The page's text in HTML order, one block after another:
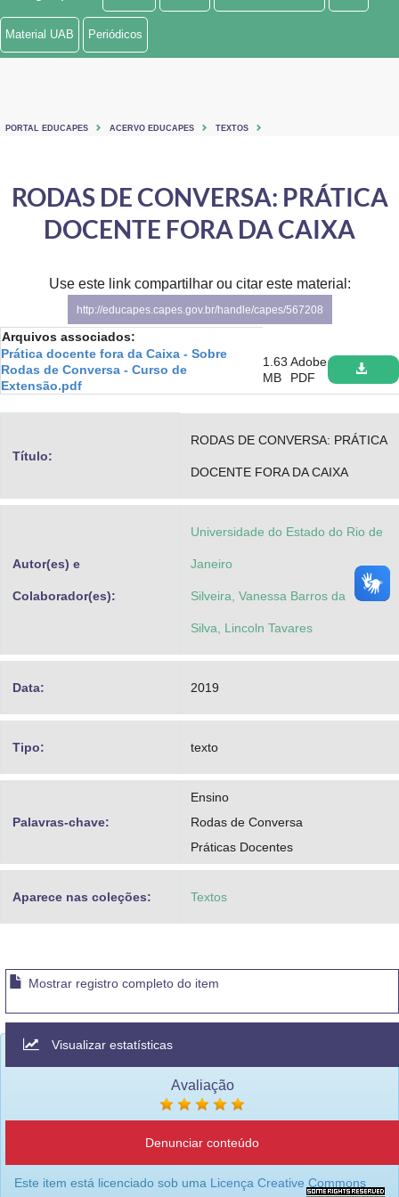
Ministério de Minas e Energia
Controladoria-Geral da União
Secretaria-Geral
Secretaria de Governo
Gabinete de Segurança Institucional
Advocacia-Geral da União
Banco Central do Brasil
Material UAB Periódicos
PORTAL EDUCAPES ACERVO EDUCAPES TEXTOS
RODAS DE CONVERSA: PRÁTICA
DOCENTE FORA DA CAIXA
Use este link compartilhar ou citar este material:
http://educapes.capes.gov.br/handle/capes/567208
Arquivos associados:
Prática docente fora da Caixa - Sobre
Rodas de Conversa - Curso de
Extensão.pdf
1.63
MB
Adobe
PDF
Título:
RODAS DE CONVERSA: PRÁTICA
DOCENTE FORA DA CAIXA
Autor(es) e
Colaborador(es):
Universidade do Estado do Rio de
Janeiro
Silveira, Vanessa Barros da
Silva, Lincoln Tavares
Data: 2019
Tipo: texto
Palavras-chave:
Ensino
Rodas de Conversa
Práticas Docentes
Aparece nas coleções: Textos
Mostrar registro completo do item
Visualizar estatísticas
Avaliação
Denunciar conteúdo
Este item está licenciado sob uma Licença Creative Commons